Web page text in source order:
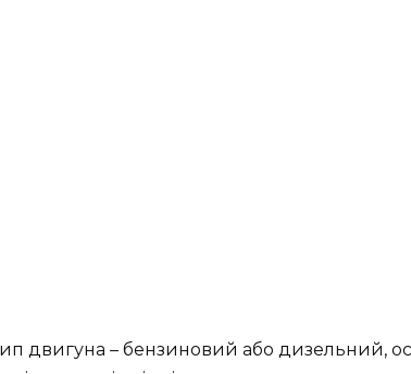
двигуна – бензиновий або дизельний,